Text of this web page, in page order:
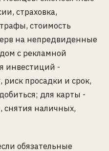
страховка,
стоимость
на непредвиденные
с рекламной
инвестиций -
риск просадки и срок,
для карты -
снятия наличных,
обязательные